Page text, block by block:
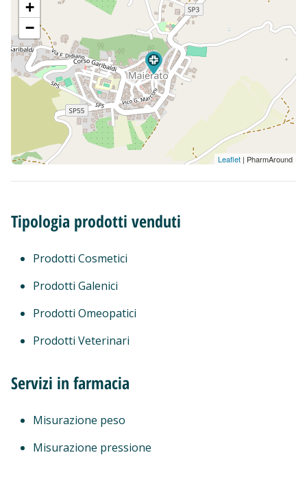
+
−
Leaflet | PharmAround
Tipologia prodotti venduti
Prodotti Cosmetici
Prodotti Galenici
Prodotti Omeopatici
Prodotti Veterinari
Servizi in farmacia
Misurazione peso
Misurazione pressione